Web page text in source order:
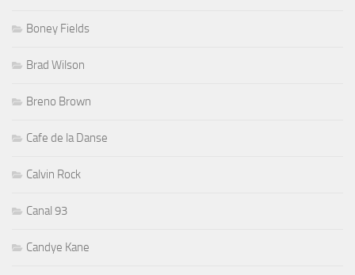
Boney Fields
Brad Wilson
Breno Brown
Cafe de la Danse
Calvin Rock
Canal 93
Candye Kane